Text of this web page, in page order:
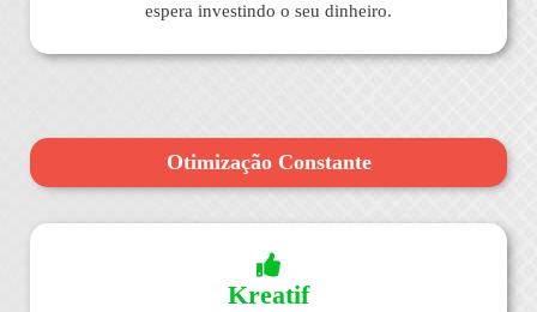
espera investindo o seu dinheiro.
Otimização Constante
Kreatif